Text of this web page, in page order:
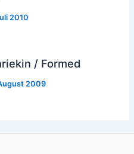
2010
/ Formed
2009